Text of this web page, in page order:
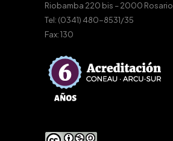
Riobamba 220 bis – 2000 Rosario
Tel: (0341) 480-8531/35
Fax: 130